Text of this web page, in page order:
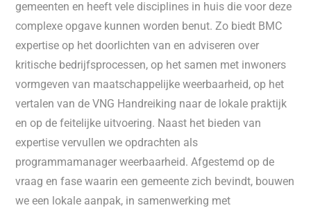
gemeenten en heeft vele disciplines in huis die voor deze
complexe opgave kunnen worden benut. Zo biedt BMC
expertise op het doorlichten van en adviseren over
kritische bedrijfsprocessen, op het samen met inwoners
vormgeven van maatschappelijke weerbaarheid, op het
vertalen van de VNG Handreiking naar de lokale praktijk
en op de feitelijke uitvoering. Naast het bieden van
expertise vervullen we opdrachten als
programmamanager weerbaarheid. Afgestemd op de
vraag en fase waarin een gemeente zich bevindt, bouwen
we een lokale aanpak, in samenwerking met